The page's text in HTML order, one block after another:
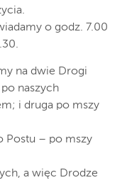
o godz. 7.00
na dwie Drogi
naszych
i druga po mszy
Postu – po mszy
a więc Drodze